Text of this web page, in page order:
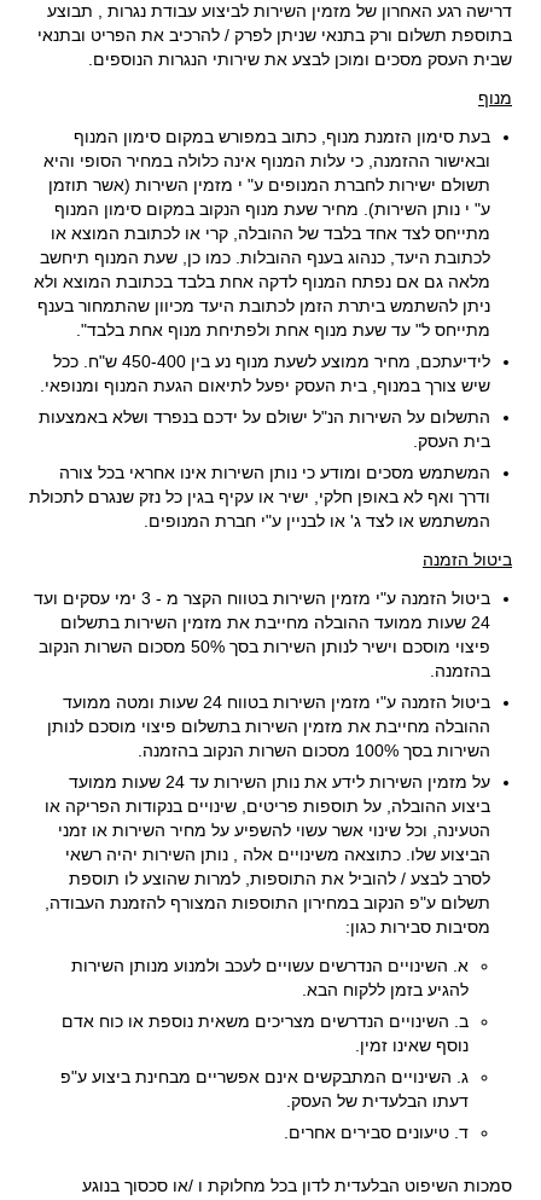
דרישה רגע האחרון של מזמין השירות לביצוע עבודת נגרות , תבוצע
בתוספת תשלום ורק בתנאי שניתן לפרק / להרכיב את הפריט ובתנאי
שבית העסק מסכים ומוכן לבצע את שירותי הנגרות הנוספים.
מנוף
בעת סימון הזמנת מנוף, כתוב במפורש במקום סימון המנוף
ובאישור ההזמנה, כי עלות המנוף אינה כלולה במחיר הסופי והיא
תשולם ישירות לחברת המנופים ע" י מזמין השירות (אשר תוזמן
ע" י נותן השירות). מחיר שעת מנוף הנקוב במקום סימון המנוף
מתייחס לצד אחד בלבד של ההובלה, קרי או לכתובת המוצא או
לכתובת היעד, כנהוג בענף ההובלות. כמו כן, שעת המנוף תיחשב
מלאה גם אם נפתח המנוף לדקה אחת בלבד בכתובת המוצא ולא
ניתן להשתמש ביתרת הזמן לכתובת היעד מכיוון שהתמחור בענף
מתייחס ל" עד שעת מנוף אחת ולפתיחת מנוף אחת בלבד".
לידיעתכם, מחיר ממוצע לשעת מנוף נע בין 450-400 ש"ח. ככל
שיש צורך במנוף, בית העסק יפעל לתיאום הגעת המנוף ומנופאי.
התשלום על השירות הנ"ל ישולם על ידכם בנפרד ושלא באמצעות
בית העסק.
המשתמש מסכים ומודע כי נותן השירות אינו אחראי בכל צורה
ודרך ואף לא באופן חלקי, ישיר או עקיף בגין כל נזק שנגרם לתכולת
המשתמש או לצד ג' או לבניין ע"י חברת המנופים.
ביטול הזמנה
ביטול הזמנה ע"י מזמין השירות בטווח הקצר מ - 3 ימי עסקים ועד
24 שעות ממועד ההובלה מחייבת את מזמין השירות בתשלום
פיצוי מוסכם וישיר לנותן השירות בסך 50% מסכום השרות הנקוב
בהזמנה.
ביטול הזמנה ע"י מזמין השירות בטווח 24 שעות ומטה ממועד
ההובלה מחייבת את מזמין השירות בתשלום פיצוי מוסכם לנותן
השירות בסך 100% מסכום השרות הנקוב בהזמנה.
על מזמין השירות לידע את נותן השירות עד 24 שעות ממועד
ביצוע ההובלה, על תוספות פריטים, שינויים בנקודות הפריקה או
הטעינה, וכל שינוי אשר עשוי להשפיע על מחיר השירות או זמני
הביצוע שלו. כתוצאה משינויים אלה , נותן השירות יהיה רשאי
לסרב לבצע / להוביל את התוספות, למרות שהוצע לו תוספת
תשלום ע"פ הנקוב במחירון התוספות המצורף להזמנת העבודה,
מסיבות סבירות כגון:
א. השינויים הנדרשים עשויים לעכב ולמנוע מנותן השירות
להגיע בזמן ללקוח הבא.
ב. השינויים הנדרשים מצריכים משאית נוספת או כוח אדם
נוסף שאינו זמין.
ג. השינויים המתבקשים אינם אפשריים מבחינת ביצוע ע"פ
דעתו הבלעדית של העסק.
ד. טיעונים סבירים אחרים.
סמכות השיפוט הבלעדית לדון בכל מחלוקת ו /או סכסוך בנוגע